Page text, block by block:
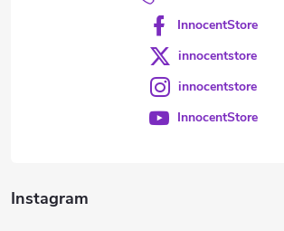
Instagram
InnocentStore
innocentstore
innocentstore
InnocentStore